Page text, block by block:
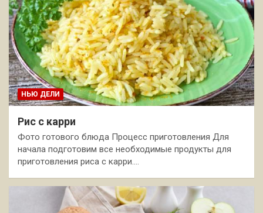
НЬЮ ДЕЛИ
Рис с карри
Фото готового блюда Процесс приготовления Для
начала подготовим все необходимые продукты для
приготовления риса с карри.…